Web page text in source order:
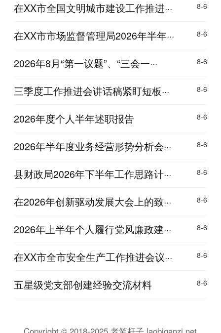
在XX市全国文明城市建设工作推进··· 8-6
在XX市市场监督管理局2026年半年··· 8-6
2026年8月“第一议题”、“三会一··· 8-6
三季度工作推进会讲话稿紧盯短板··· 8-6
2026年度个人半年述职报告 8-6
2026年半年度业务经营形势分析会··· 8-6
县财政局2026年下半年工作思路计··· 8-6
在2026年创新驱动发展大会上的致··· 8-6
2026年上半年个人履行党风廉政建··· 8-6
在XX市全市安全生产工作推进会议··· 8-6
五星级党支部创建经验交流材料 8-6